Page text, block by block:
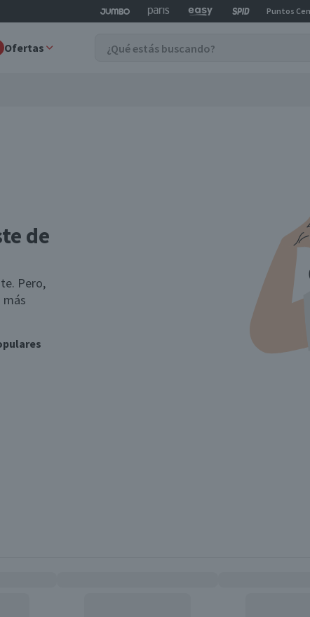
Puntos
Ofertas
de
Pero,